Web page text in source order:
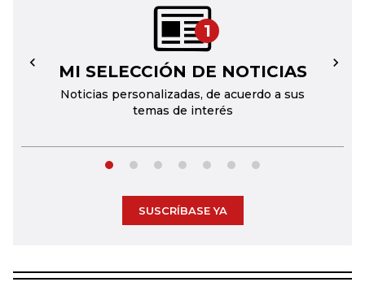
1
MI SELECCIÓN DE NOTICIAS
Noticias personalizadas, de acuerdo a sus
temas de interés
← →
SUSCRÍBASE YA